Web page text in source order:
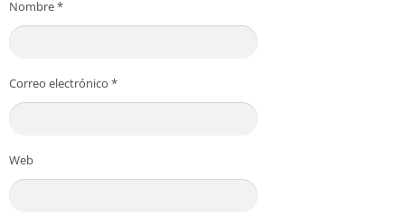
Nombre*
Correo electrónico *
Web